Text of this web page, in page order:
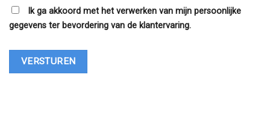
Ik ga akkoord met het verwerken van mijn persoonlijke
gegevens ter bevordering van de klantervaring.